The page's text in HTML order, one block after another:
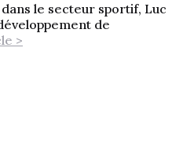
le secteur sportif, Luc
de
>